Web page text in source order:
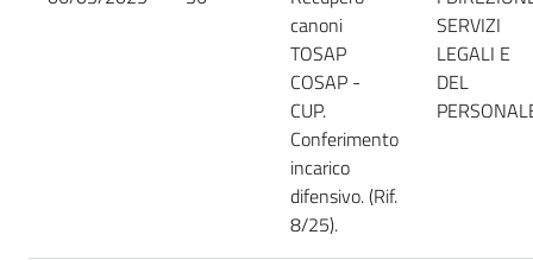
canoni
TOSAP
COSAP -
CUP.
Conferimento
incarico
difensivo. (Rif.
8/25).
SERVIZI
LEGALI E
DEL